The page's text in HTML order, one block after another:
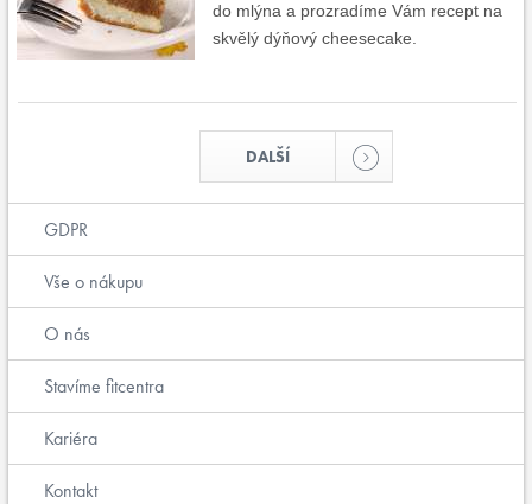
do mlýna a prozradíme Vám recept na
skvělý dýňový cheesecake.
DALŠÍ
GDPR
Vše o nákupu
O nás
Stavíme fitcentra
Kariéra
Kontakt